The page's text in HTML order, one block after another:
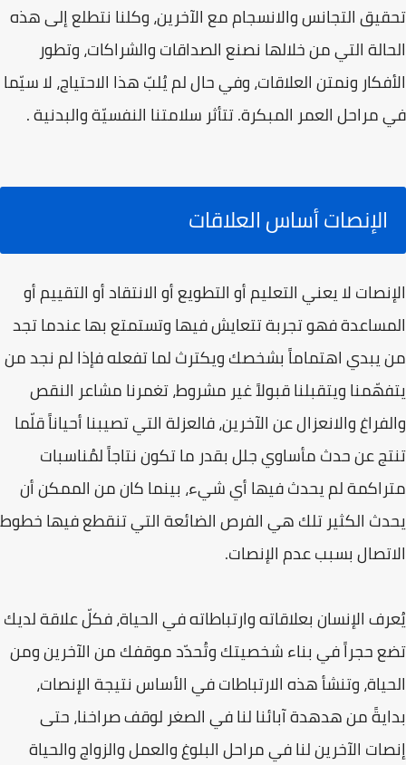
تحقيق التجانس والانسجام مع الآخرين، وكلنا نتطلع إلى هذه
الحالة التي من خلالها نصنع الصداقات والشراكات، وتطور
الأفكار ونمتن العلاقات، وفي حال لم يُلبّ هذا الاحتياج، لا سيّما
في مراحل العمر المبكرة. تتأثر سلامتنا النفسيّة والبدنية .
الإنصات أساس العلاقات
الإنصات لا يعني التعليم أو التطويع أو الانتقاد أو التقييم أو
المساعدة فهو تجربة تتعايش فيها وتستمتع بها عندما تجد
من يبدي اهتماماً بشخصك ويكترث لما تفعله فإذا لم نجد من
يتفهّمنا ويتقبلنا قبولاً غير مشروط، تغمرنا مشاعر النقص
والفراغ والانعزال عن الآخرين، فالعزلة التي تصيبنا أحياناً قلّما
تنتج عن حدث مأساوي جلل بقدر ما تكون نتاجاً لمُناسبات
متراكمة لم يحدث فيها أي شيء، بينما كان من الممكن أن
يحدث الكثير تلك هي الفرص الضائعة التي تنقطع فيها خطوط
الاتصال بسبب عدم الإنصات.
يُعرف الإنسان بعلاقاته وارتباطاته في الحياة، فكلّ علاقة لديك
تضع حجراً في بناء شخصيتك وتُحدّد موقفك من الآخرين ومن
الحياة، وتنشأ هذه الارتباطات في الأساس نتيجة الإنصات،
بدايةً من هدهدة آبائنا لنا في الصغر لوقف صراخنا، حتى
إنصات الآخرين لنا في مراحل البلوغ والعمل والزواج والحياة